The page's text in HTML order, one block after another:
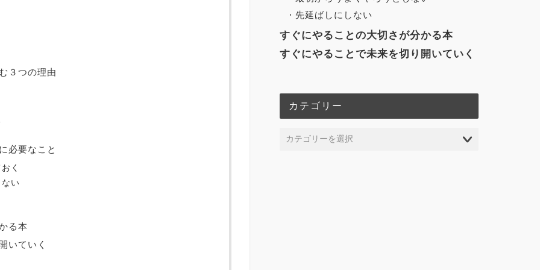
３つの理由
必要なこと
く
い
る本
いていく
先延ばしにしない
すぐにやることの大切さが分かる本
すぐにやることで未来を切り開いていく
カテゴリー